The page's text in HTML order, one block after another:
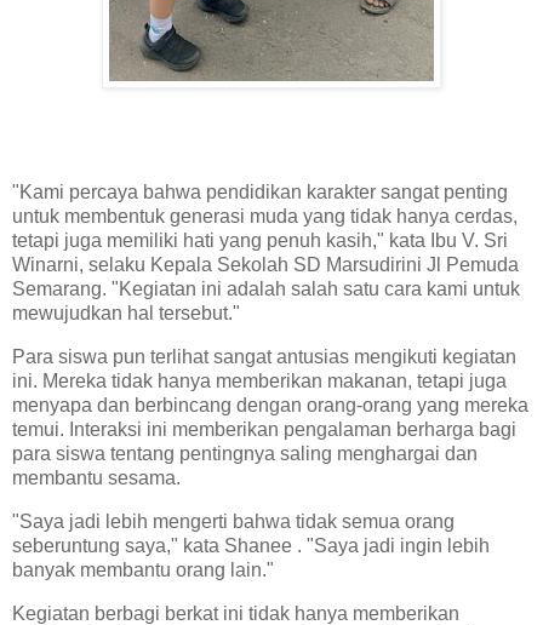
"Kami percaya bahwa pendidikan karakter sangat penting
untuk membentuk generasi muda yang tidak hanya cerdas,
tetapi juga memiliki hati yang penuh kasih," kata Ibu V. Sri
Winarni, selaku Kepala Sekolah SD Marsudirini Jl Pemuda
Semarang. "Kegiatan ini adalah salah satu cara kami untuk
mewujudkan hal tersebut."
Para siswa pun terlihat sangat antusias mengikuti kegiatan
ini. Mereka tidak hanya memberikan makanan, tetapi juga
menyapa dan berbincang dengan orang-orang yang mereka
temui. Interaksi ini memberikan pengalaman berharga bagi
para siswa tentang pentingnya saling menghargai dan
membantu sesama.
"Saya jadi lebih mengerti bahwa tidak semua orang
seberuntung saya," kata Shanee . "Saya jadi ingin lebih
banyak membantu orang lain."
Kegiatan berbagi berkat ini tidak hanya memberikan